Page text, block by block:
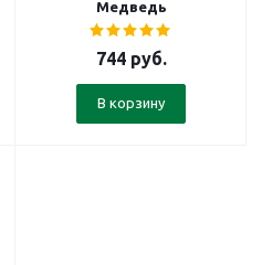
Медведь
744руб.
В корзину